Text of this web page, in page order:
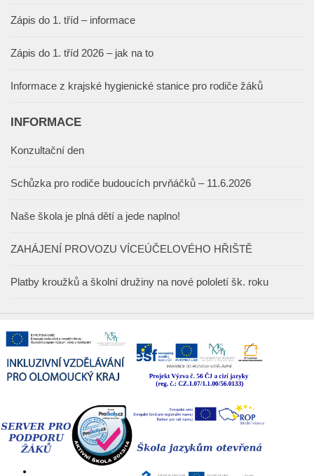
Zápis do 1. tříd – informace
Zápis do 1. tříd 2026 – jak na to
Informace z krajské hygienické stanice pro rodiče žáků
INFORMACE
Konzultační den
Schůzka pro rodiče budoucích prvňáčků – 11.6.2026
Naše škola je plná dětí a jede naplno!
ZAHÁJENÍ PROVOZU VÍCEÚČELOVÉHO HŘIŠTĚ
Platby kroužků a školní družiny na nové pololetí šk. roku